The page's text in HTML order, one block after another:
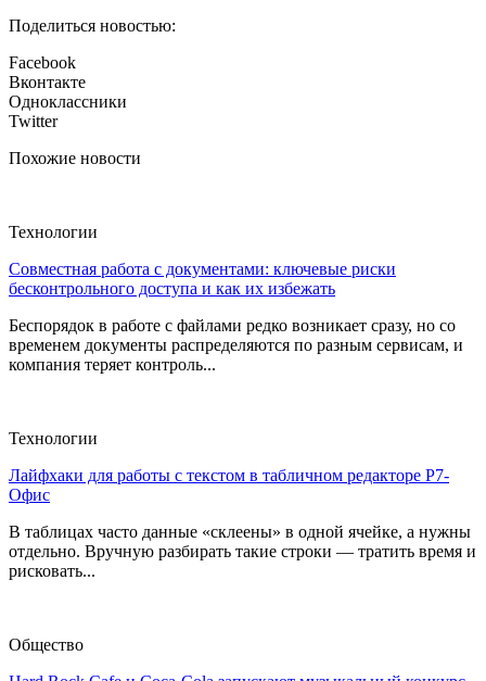
Поделиться новостью:
Facebook
Вконтакте
Одноклассники
Twitter
Похожие новости
Технологии
Совместная работа с документами: ключевые риски
бесконтрольного доступа и как их избежать
Беспорядок в работе с файлами редко возникает сразу, но со
временем документы распределяются по разным сервисам, и
компания теряет контроль...
Технологии
Лайфхаки для работы с текстом в табличном редакторе Р7-
Офис
В таблицах часто данные «склеены» в одной ячейке, а нужны
отдельно. Вручную разбирать такие строки — тратить время и
рисковать...
Общество